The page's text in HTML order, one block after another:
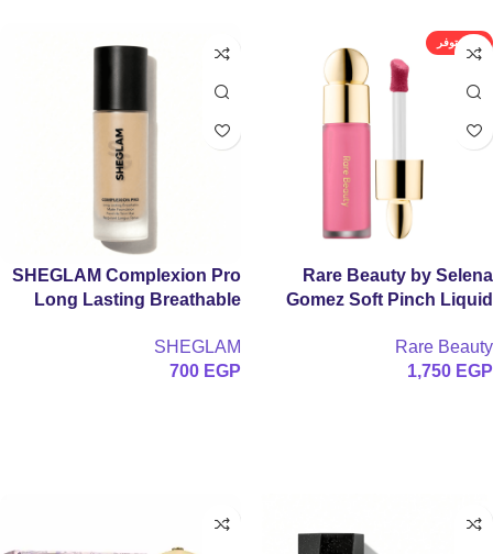
غير متوفر
Rare Beauty by Selena
Gomez Soft Pinch Liquid
Rare Beauty
1,750 EGP
SHEGLAM Complexion Pro
Long Lasting Breathable
SHEGLAM
700 EGP